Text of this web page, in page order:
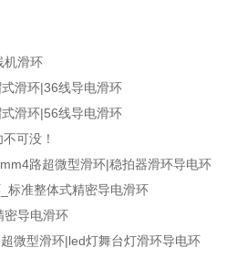
机滑环
滑环|36线导电滑环
滑环|56线导电滑环
可没！
路超微型滑环|稳拍器滑环导电环
标准整体式精密导电滑环
密导电滑环
微型滑环|led灯舞台灯滑环导电环